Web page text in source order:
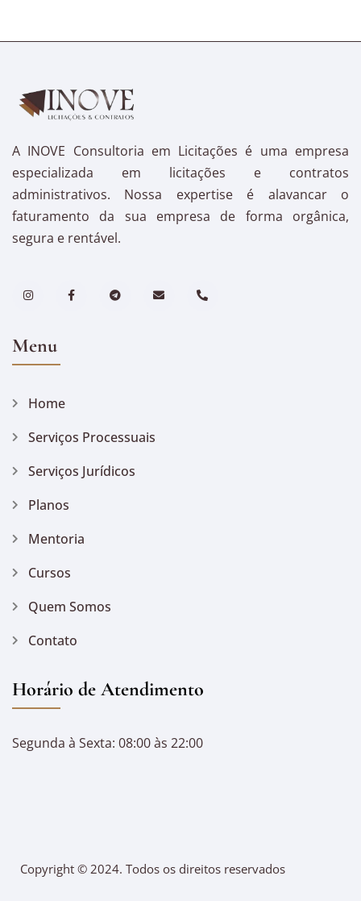
A INOVE Consultoria em Licitações é uma empresa
especializada em licitações e contratos
administrativos. Nossa expertise é alavancar o
faturamento da sua empresa de forma orgânica,
segura e rentável.
Menu
Home
Serviços Processuais
Serviços Jurídicos
Planos
Mentoria
Cursos
Quem Somos
Contato
Horário de Atendimento
Segunda à Sexta: 08:00 às 22:00
Copyright © 2024. Todos os direitos reservados